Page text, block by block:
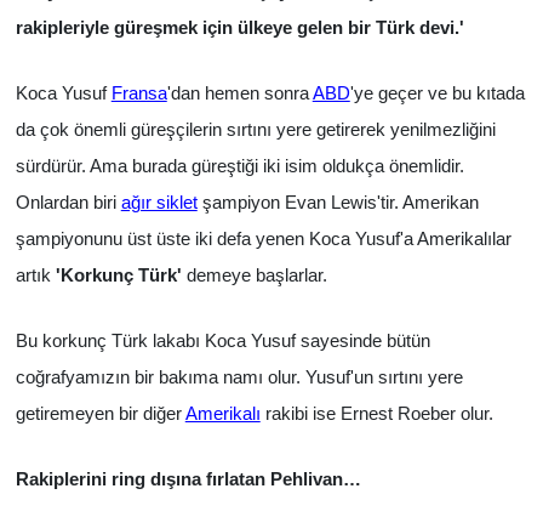
rakipleriyle güreşmek için ülkeye gelen bir Türk devi.'
Koca Yusuf Fransa'dan hemen sonraABD'ye geçer ve bu kıtada
da çok önemli güreşçilerin sırtını yere getirerek yenilmezliğini
sürdürür. Ama burada güreştiği iki isim oldukça önemlidir.
Onlardan biri ağır sikletşampiyon Evan Lewis'tir. Amerikan
şampiyonunu üst üste iki defa yenen Koca Yusuf'a Amerikalılar
artık 'Korkunç Türk' demeye başlarlar.
Bu korkunç Türk lakabı Koca Yusuf sayesinde bütün
coğrafyamızın bir bakıma namı olur. Yusuf'un sırtını yere
getiremeyen bir diğerAmerikalı rakibi ise Ernest Roeber olur.
Rakiplerini ring dışına fırlatan Pehlivan…